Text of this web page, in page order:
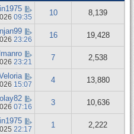
in1975
09:35 10 8,139
23:26 16 19,428
23:21 7 2,538
15:07 4 13,880
07:16 3 10,636
in1975
22:17 1 2,222